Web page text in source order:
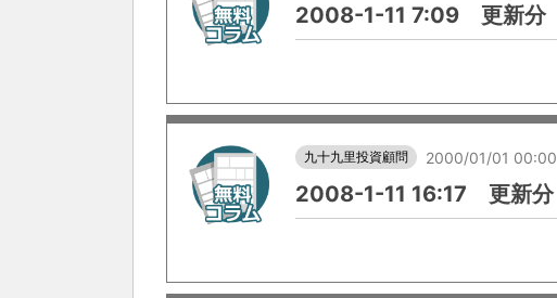
2008-1-11 7:09 更新分
九十九里投資顧問 2000/01/01 00:00
2008-1-11 16:17 更新分